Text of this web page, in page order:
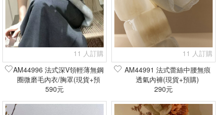
11 人訂購
AM44996 法式深V領輕薄無鋼
圈微磨毛內衣/胸罩(現貨+預
購)
590元
11 人訂購
AM44991 法式蕾絲中腰無痕
透氣內褲(現貨+預購)
290元